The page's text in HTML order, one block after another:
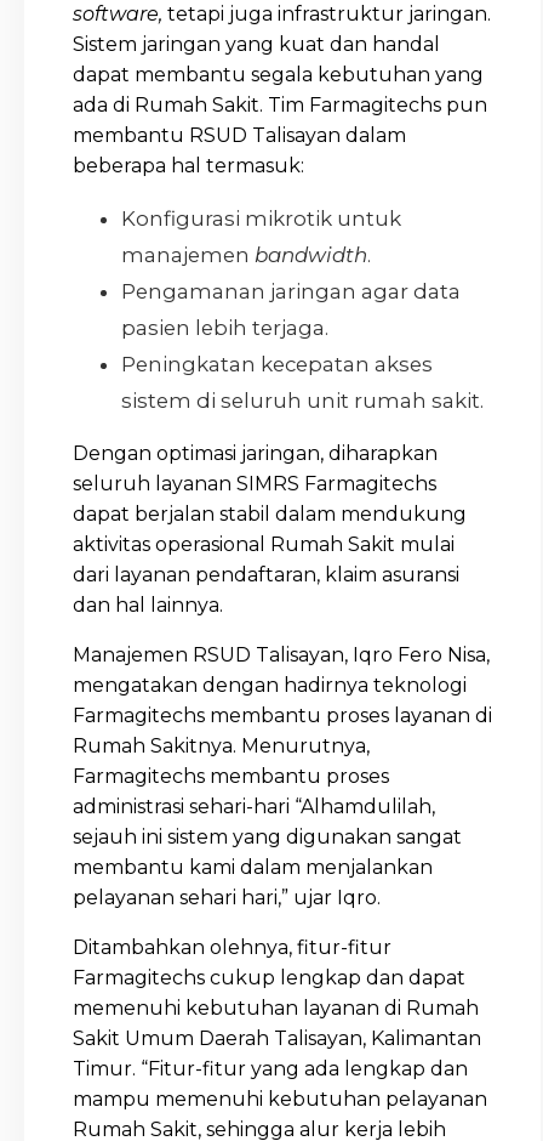
software, tetapi juga infrastruktur jaringan.
Sistem jaringan yang kuat dan handal
dapat membantu segala kebutuhan yang
ada di Rumah Sakit. Tim Farmagitechs pun
membantu RSUD Talisayan dalam
beberapa hal termasuk:
Konfigurasi mikrotik untuk
manajemen bandwidth.
Pengamanan jaringan agar data
pasien lebih terjaga.
Peningkatan kecepatan akses
sistem di seluruh unit rumah sakit.
Dengan optimasi jaringan, diharapkan
seluruh layanan SIMRS Farmagitechs
dapat berjalan stabil dalam mendukung
aktivitas operasional Rumah Sakit mulai
dari layanan pendaftaran, klaim asuransi
dan hal lainnya.
Manajemen RSUD Talisayan, Iqro Fero Nisa,
mengatakan dengan hadirnya teknologi
Farmagitechs membantu proses layanan di
Rumah Sakitnya. Menurutnya,
Farmagitechs membantu proses
administrasi sehari-hari “Alhamdulilah,
sejauh ini sistem yang digunakan sangat
membantu kami dalam menjalankan
pelayanan sehari hari,” ujar Iqro.
Ditambahkan olehnya, fitur-fitur
Farmagitechs cukup lengkap dan dapat
memenuhi kebutuhan layanan di Rumah
Sakit Umum Daerah Talisayan, Kalimantan
Timur. “Fitur-fitur yang ada lengkap dan
mampu memenuhi kebutuhan pelayanan
Rumah Sakit, sehingga alur kerja lebih